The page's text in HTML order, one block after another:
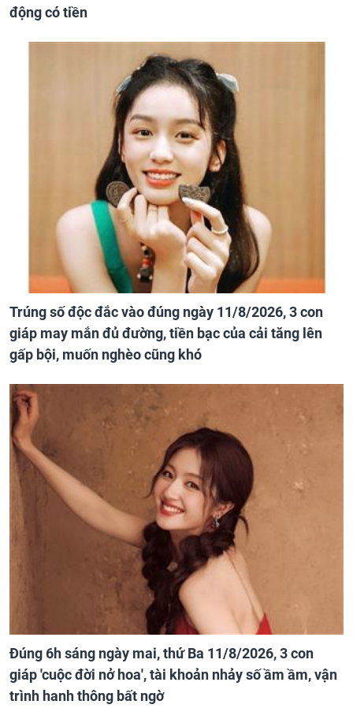
động có tiền
Trúng số độc đắc vào đúng ngày 11/8/2026, 3 con
giáp may mắn đủ đường, tiền bạc của cải tăng lên
gấp bội, muốn nghèo cũng khó
Đúng 6h sáng ngày mai, thứ Ba 11/8/2026, 3 con
giáp 'cuộc đời nở hoa', tài khoản nhảy số ầm ầm, vận
trình hanh thông bất ngờ